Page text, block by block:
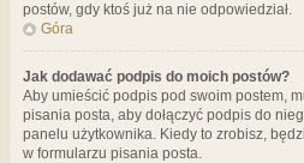
postów, gdy ktoś już na nie odpowiedział.
Góra
Jak dodawać podpis do moich postów?
Aby umieścić podpis pod swoim postem,
pisania posta, aby dołączyć podpis do
panelu użytkownika. Kiedy to zrobisz,
w formularzu pisania posta.